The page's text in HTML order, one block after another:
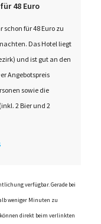
48 Euro
für 48 Euro zu
Das Hotel liegt
und ist gut an den
Angebotspreis
sowie die
2 Bier und 2
verfügbar. Gerade bei
weniger Minuten zu
direkt beim verlinkten